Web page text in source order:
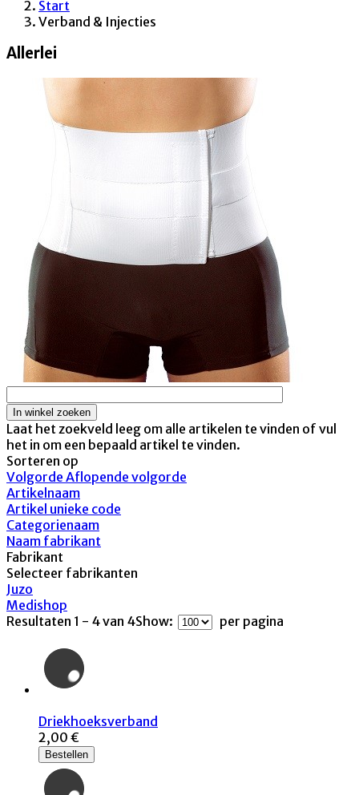
Start
Verband & Injecties
Allerlei
Laat het zoekveld leeg om alle artikelen te vinden of vul
het in om een bepaald artikel te vinden.
Sorteren op
Volgorde Aflopende volgorde
Artikelnaam
Artikel unieke code
Categorienaam
Naam fabrikant
Fabrikant
Selecteer fabrikanten
Juzo
Medishop
Resultaten 1 - 4 van 4Show: per pagina
Driekhoeksverband
2,00 €
Bestellen